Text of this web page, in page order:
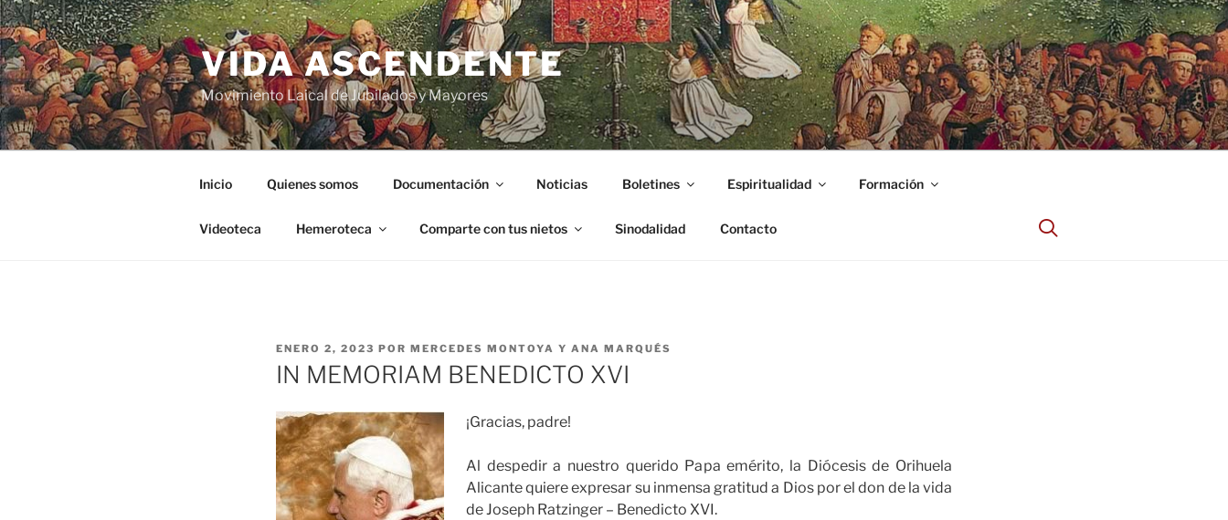
VIDA ASCENDENTE
Movimiento Laical de Jubilados y Mayores
Inicio Quienes somos Documentación Noticias Boletines Espiritualidad Formación
Videoteca Hemeroteca Comparte con tus nietos Sinodalidad Contacto
ENERO 2, 2023 POR MERCEDES MONTOYA Y ANA MARQUÉS
IN MEMORIAM BENEDICTO XVI
¡Gracias, padre!
Al despedir a nuestro querido Papa emérito, la Diócesis de Orihuela
Alicante quiere expresar su inmensa gratitud a Dios por el don de la vida
de Joseph Ratzinger – Benedicto XVI.